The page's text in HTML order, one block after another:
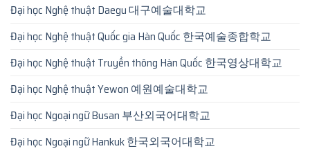
Đại học Nghệ thuật Daegu 대구예술대학교
Đại học Nghệ thuật Quốc gia Hàn Quốc 한국예술종합학교
Đại học Nghệ thuật Truyền thông Hàn Quốc 한국영상대학교
Đại học Nghệ thuật Yewon 예원예술대학교
Đại học Ngoại ngữ Busan 부산외국어대학교
Đại học Ngoại ngữ Hankuk 한국외국어대학교